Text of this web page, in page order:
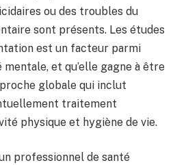
ou des troubles du
sont présents. Les études
est un facteur parmi
mentale, et qu’elle gagne à être
globale qui inclut
traitement
physique et hygiène de vie.
professionnel de santé